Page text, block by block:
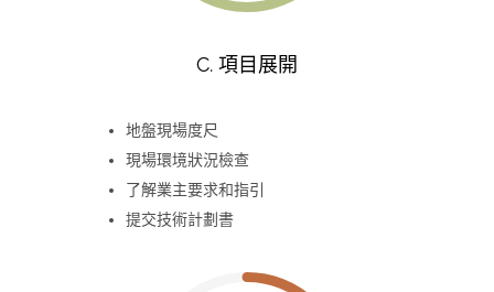
C. 項目展開
地盤現場度尺
現場環境狀況檢查
了解業主要求和指引
提交技術計劃書